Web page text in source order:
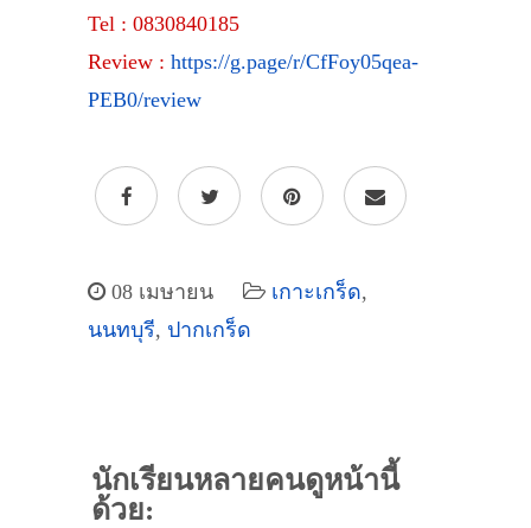
Tel : 0830840185
Review : https://g.page/r/CfFoy05qea-
PEB0/review
08 เมษายน เกาะเกร็ด,
นนทบุรี, ปากเกร็ด
นักเรียนหลายคนดูหน้านี้
ด้วย: